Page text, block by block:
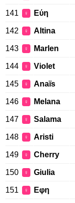
141 ♀ Εύη
142 ♀ Altina
143 ♀ Marlen
144 ♀ Violet
145 ♀ Anaïs
146 ♀ Melana
147 ♀ Salama
148 ♀ Aristi
149 ♀ Cherry
150 ♀ Giulia
151 ♀ Εφη